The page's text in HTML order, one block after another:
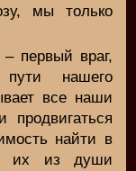
мы только
первый враг,
нашего
все наши
продвигаться
найти в
их из души